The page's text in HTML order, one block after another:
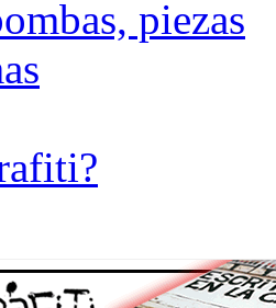
piezas